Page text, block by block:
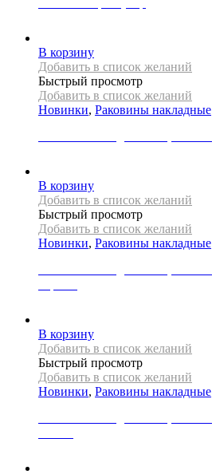
В корзину
Добавить в список желаний
Быстрый просмотр
Добавить в список желаний
Новинки, Раковины накладные
В корзину
Добавить в список желаний
Быстрый просмотр
Добавить в список желаний
Новинки, Раковины накладные
В корзину
Добавить в список желаний
Быстрый просмотр
Добавить в список желаний
Новинки, Раковины накладные